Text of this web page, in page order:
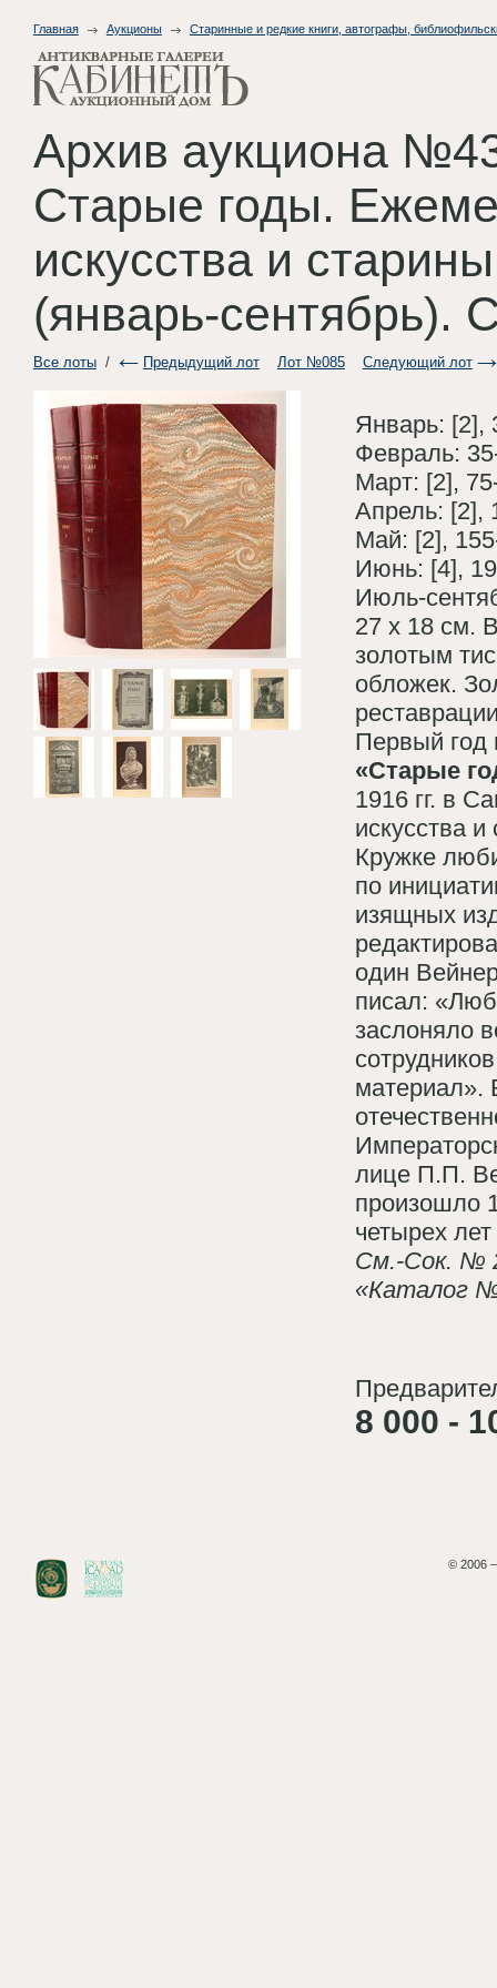
Главная Аукционы Старинные и редкие книги, автографы,
Архив аукциона
Старые годы.
искусства и
(январь-сентябрь).
Все лоты/ Предыдущий лот Лот №085 Следующий лот
Январь: [2],
Февраль:
Март: [2],
Апрель: [2],
Май: [2],
Июнь: [4],
Июль-
27 х 18 см.
золотым
обложек.
Первый год
«Старые
1916 гг. в
искусства
Кружке
по
изящных
один
писал:
заслоняло
материал».
лице П.П.
произошло
четырех
См.-Сок. №
«Каталог
8 000 -
© 2006